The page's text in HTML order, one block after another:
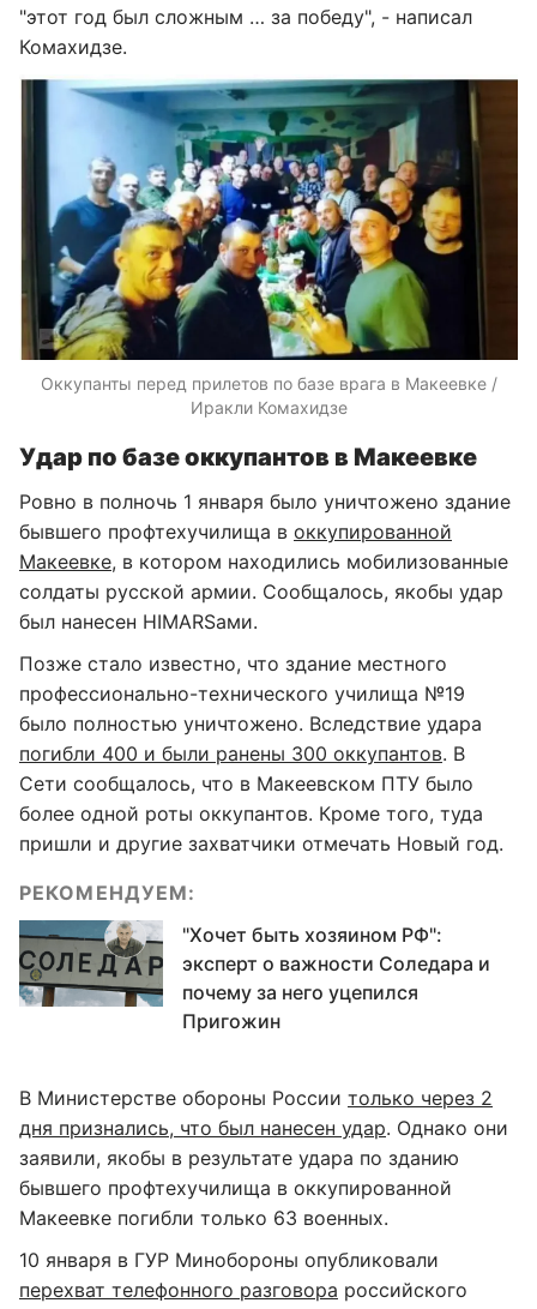
"этот год был сложным … за победу", - написал
Комахидзе.
Оккупанты перед прилетов по базе врага в Макеевке /
Иракли Комахидзе
Удар по базе оккупантов в Макеевке
Ровно в полночь 1 января было уничтожено здание
бывшего профтехучилища в оккупированной
Макеевке, в котором находились мобилизованные
солдаты русской армии. Сообщалось, якобы удар
был нанесен HIMARSами.
Позже стало известно, что здание местного
профессионально-технического училища №19
было полностью уничтожено. Вследствие удара
погибли 400 и были ранены 300 оккупантов. В
Сети сообщалось, что в Макеевском ПТУ было
более одной роты оккупантов. Кроме того, туда
пришли и другие захватчики отмечать Новый год.
РЕКОМЕНДУЕМ:
"Хочет быть хозяином РФ":
эксперт о важности Соледара и
почему за него уцепился
Пригожин
В Министерстве обороны России только через 2
дня признались, что был нанесен удар. Однако они
заявили, якобы в результате удара по зданию
бывшего профтехучилища в оккупированной
Макеевке погибли только 63 военных.
10 января в ГУР Минобороны опубликовали
перехват телефонного разговора российского